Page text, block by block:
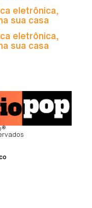
eletrônica,
sua casa
eletrônica,
sua casa